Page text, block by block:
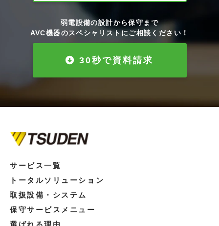
弱電設備の設計から保守まで
AVC機器のスペシャリストにご相談ください！
30秒で資料請求
サービス一覧
トータルソリューション
取扱設備・システム
保守サービスメニュー
選ばれる理由